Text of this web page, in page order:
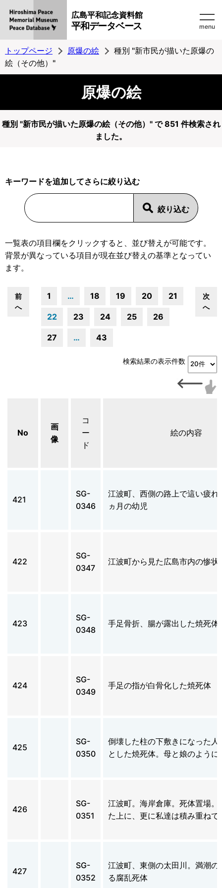
広島平和記念資料館
平和データベース menu
トップページ 原爆の絵
種別 "新市民が描いた原爆の
絵（その他）"
原爆の絵
種別 "新市民が描いた原爆の絵（その他）" で 851 件検索され
ました。
キーワードを追加してさらに絞り込む
一覧表の項目欄をクリックすると、並び替えが可能です。
背景が異なっている項目が現在並び替えの基準となってい
ます。
前
へ
1 … 18 19 20 21
22 23 24 25 26
27 … 43
次
へ
検索結果の表示件数
No
画
像
コ
ー
ド
絵の内容
421
SG-
0346
江波町、西側の路上で這い疲れ
ヵ月の幼児
422
SG-
0347
江波町から見た広島市内の惨状
423
SG-
0348
手足骨折、腸が露出した焼死体
424
SG-
0349
手足の指が白骨化した焼死体
425
SG-
0350
倒壊した柱の下敷きになった人
とした焼死体。母と娘のように
426
SG-
0351
江波町。海岸倉庫。死体置場。
た上に、更に私達は積み重ねて
427
SG-
0352
江波町、東側の太田川。満潮の
る腐乱死体